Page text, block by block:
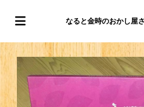
なると金時のおかし屋